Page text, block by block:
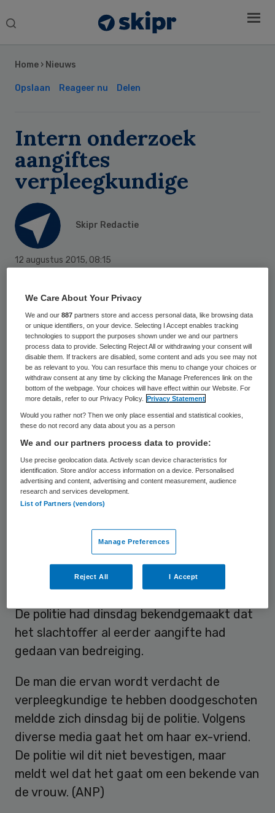
Search
Home › Nieuws
Opslaan Reageer nu Delen
Intern onderzoek
aangiftes
verpleegkundige
Skipr Redactie
12 augustus 2015, 08:15
De politie gaat een intern onderzoek doen
naar de aangiftes die verpleegkundige
Linda tegen haar ex-vriend heeft gedaan.
De vrouw werd maandag doodgeschoten
op het parkeerterrein van het TweeSteden
ziekenhuis in Waalwijk.
“We komen woensdagmiddag bij elkaar om
alles te bespreken. We willen onderzoeken
of er iets mis is gegaan”, aldus de
woordvoerder van de politie. “Alle aspecten
en aangiftes zullen daarbij aan de orde
komen, want we willen goed in kaart
brengen hoe alles is gelopen. Als het
onderzoek is afgerond, zullen we daarover
met een verklaring naar buiten komen.”
De politie had dinsdag bekendgemaakt dat
het slachtoffer al eerder aangifte had
gedaan van bedreiging.
De man die ervan wordt verdacht de
verpleegkundige te hebben doodgeschoten
meldde zich dinsdag bij de politie. Volgens
diverse media gaat het om haar ex-vriend.
De politie wil dit niet bevestigen, maar
meldt wel dat het gaat om een bekende van
de vrouw. (ANP)
Sidebar
We Care About Your Privacy
We and our887 partners store and access personal data, like browsing data
or unique identifiers, on your device. Selecting I Accept enables tracking
technologies to support the purposes shown under we and our partners
process data to provide. Selecting Reject All or withdrawing your consent will
disable them. If trackers are disabled, some content and ads you see may not
be as relevant to you. You can resurface this menu to change your choices or
withdraw consent at any time by clicking the Manage Preferences link on the
bottom of the webpage. Your choices will have effect within our Website. For
more details, refer to our Privacy Policy.
Privacy Statement
Would you rather not? Then we only place essential and statistical cookies,
these do not record any data about you as a person
We and our partners process data to provide:
Use precise geolocation data. Actively scan device characteristics for
identification. Store and/or access information on a device. Personalised
advertising and content, advertising and content measurement, audience
research and services development.
List of Partners (vendors)
Manage Preferences
Reject All I Accept